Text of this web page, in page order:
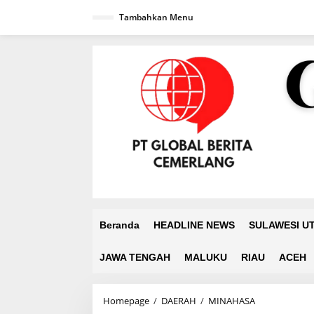
Tambahkan Menu
Beranda HEADLINE NEWS SULAWESI
JAWA TENGAH MALUKU RIAU ACEH
Homepage / DAERAH / MINAHASA